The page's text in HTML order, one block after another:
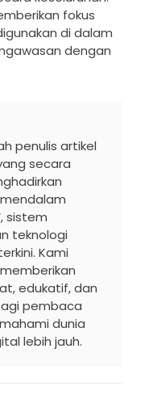
fokus
di dalam
dengan
penulis artikel
secara
sistem
teknologi
Kami
edukatif, dan
pembaca
dunia
lebih jauh.